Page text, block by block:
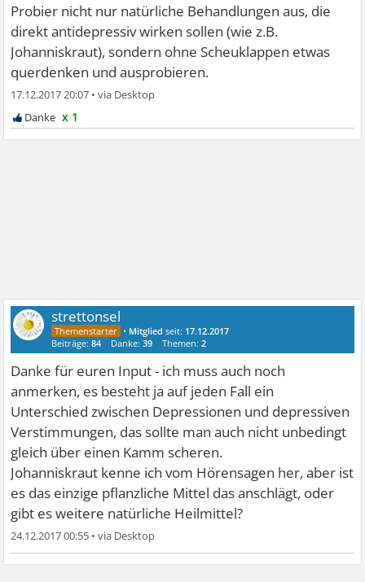
Probier nicht nur natürliche Behandlungen aus, die
direkt antidepressiv wirken sollen (wie z.B.
Johanniskraut), sondern ohne Scheuklappen etwas
querdenken und ausprobieren.
17.12.2017 20:07 •
x 1
strettonsel
• Mitglied seit: 17.12.2017
Beiträge:84 Danke:39 Themen:2
Danke für euren Input - ich muss auch noch
anmerken, es besteht ja auf jeden Fall ein
Unterschied zwischen Depressionen und depressiven
Verstimmungen, das sollte man auch nicht unbedingt
gleich über einen Kamm scheren.
Johanniskraut kenne ich vom Hörensagen her, aber ist
es das einzige pflanzliche Mittel das anschlägt, oder
gibt es weitere natürliche Heilmittel?
24.12.2017 00:55 •